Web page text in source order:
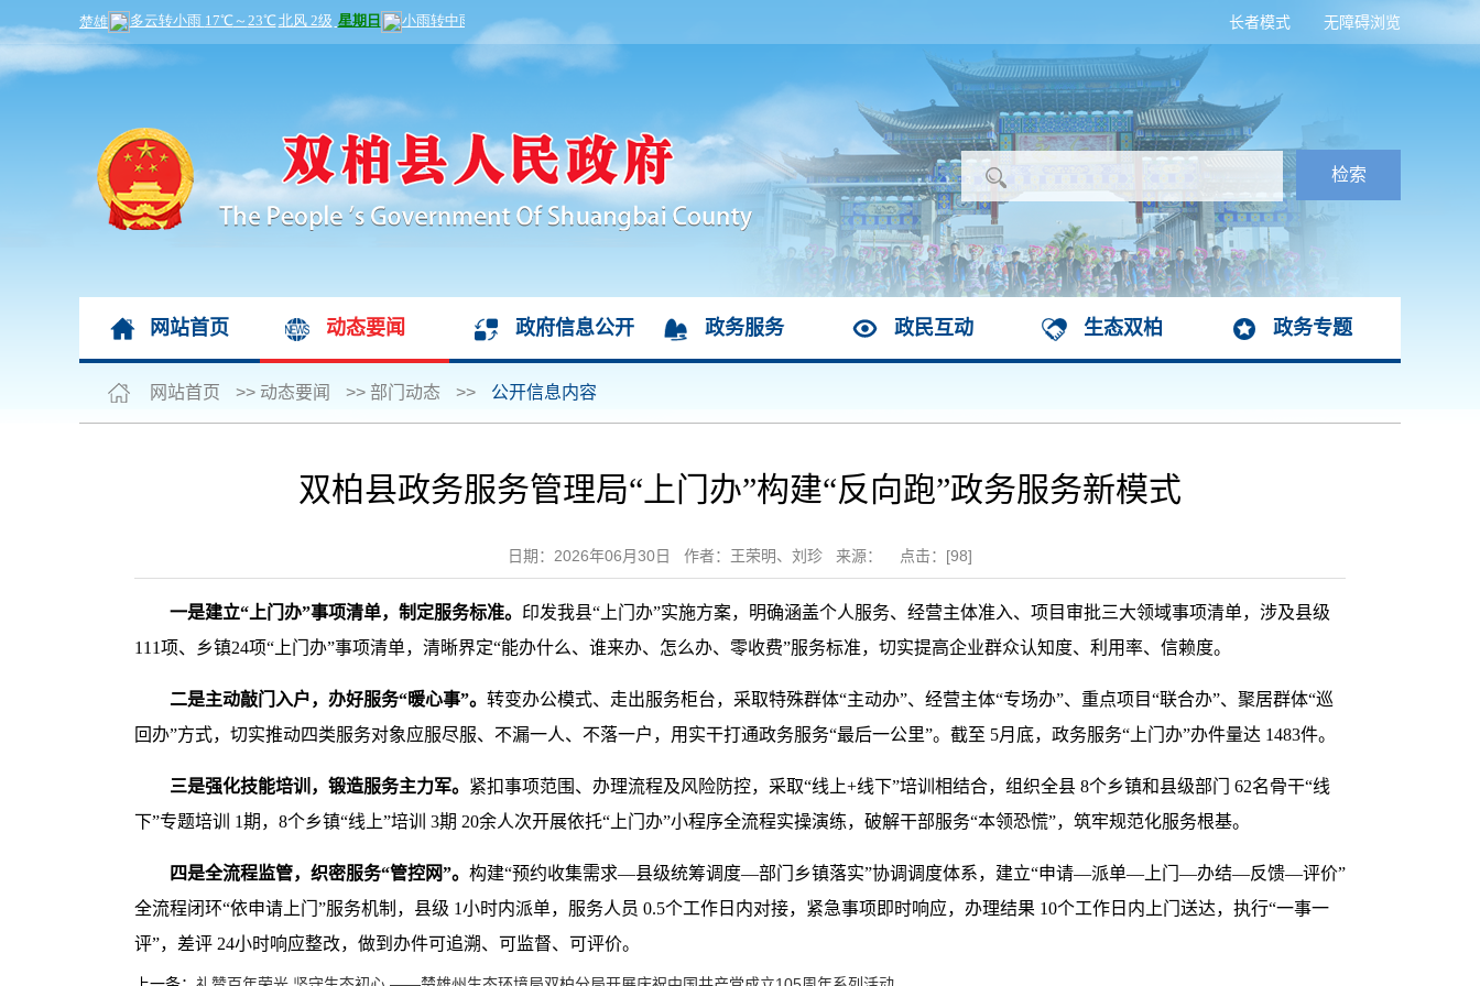
无障碍浏览
长者模式
网站首页 动态要闻 政府信息公开 政务服务 政民互动 生态双柏 政务专题
网站首页 >> 动态要闻 >> 部门动态 >> 公开信息内容
双柏县政务服务管理局“上门办”构建“反向跑”政务服务新模式
日期：2026年06月30日 作者：王荣明、刘珍 来源： 点击：[98]
一是建立“上门办”事项清单，制定服务标准。 印发我县“上门办”实施方案，明确涵盖个人服务、经营主体准入、项目审批三大领域事项清单，涉及县级
111项、乡镇24项“上门办”事项清单，清晰界定“能办什么、谁来办、怎么办、零收费”服务标准，切实提高企业群众认知度、利用率、信赖度。
二是主动敲门入户，办好服务“暖心事”。 转变办公模式、走出服务柜台，采取特殊群体“主动办”、经营主体“专场办”、重点项目“联合办”、聚居群体“巡
回办”方式，切实推动四类服务对象应服尽服、不漏一人、不落一户，用实干打通政务服务“最后一公里”。截至 5月底，政务服务“上门办”办件量达 1483件。
三是强化技能培训，锻造服务主力军。 紧扣事项范围、办理流程及风险防控，采取“线上+线下”培训相结合，组织全县 8个乡镇和县级部门 62名骨干“线
下”专题培训 1期，8个乡镇“线上”培训 3期 20余人次开展依托“上门办”小程序全流程实操演练，破解干部服务“本领恐慌”，筑牢规范化服务根基。
四是全流程监管，织密服务“管控网”。 构建“预约收集需求—县级统筹调度—部门乡镇落实”协调调度体系，建立“申请—派单—上门—办结—反馈—评价”
全流程闭环“依申请上门”服务机制，县级 1小时内派单，服务人员 0.5个工作日内对接，紧急事项即时响应，办理结果 10个工作日内上门送达，执行“一事一
评”，差评 24小时响应整改，做到办件可追溯、可监督、可评价。